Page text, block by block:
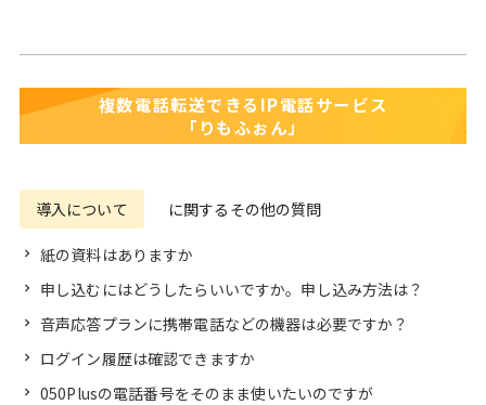
複数電話転送できるIP電話サービス
「りもふぉん」
導入について に関するその他の質問
紙の資料はありますか
申し込むにはどうしたらいいですか。申し込み方法は？
音声応答プランに携帯電話などの機器は必要ですか？
ログイン履歴は確認できますか
050Plusの電話番号をそのまま使いたいのですが